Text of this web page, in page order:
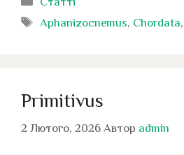
Позначки
Aphanizocnemus, Chordata
Primitivus
2 Лютого, 2026 Автор admin